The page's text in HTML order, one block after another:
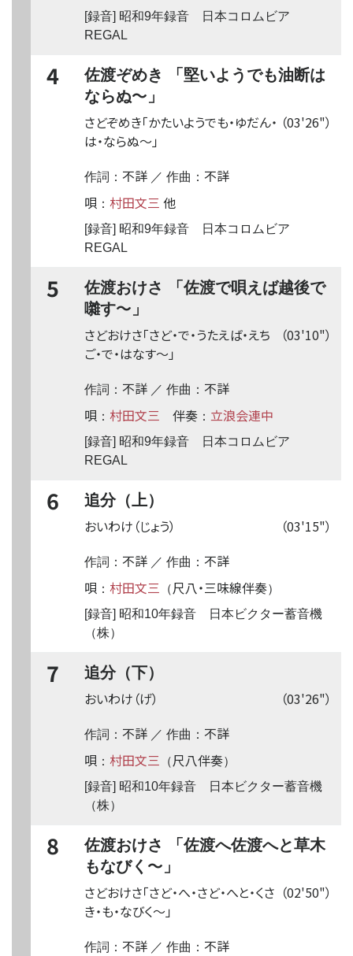
[録音] 昭和9年録音 日本コロムビア
REGAL
4
佐渡ぞめき 「堅いようでも油断は
ならぬ〜 」
（03'26"）
さどぞめき「かたいようでも・ゆだん・
は・ならぬ〜 」
作詞： 不詳 ／ 作曲： 不詳
唄 ： 村田文三 他
[録音] 昭和9年録音 日本コロムビア
REGAL
5
佐渡おけさ 「佐渡で唄えば越後で
囃す〜 」
（03'10"）
さどおけさ「さど・で・うたえば・えち
ご・で・はなす〜 」
作詞： 不詳 ／ 作曲： 不詳
唄 ： 村田文三 伴奏 ： 立浪会連中
[録音] 昭和9年録音 日本コロムビア
REGAL
6 追分（上）
（03'15"）
おいわけ（じょう）
作詞： 不詳 ／ 作曲： 不詳
唄 ： 村田文三 （尺八・三味線伴奏）
[録音] 昭和10年録音 日本ビクター蓄音機
（株）
7 追分（下）
（03'26"）
おいわけ（げ）
作詞： 不詳 ／ 作曲： 不詳
唄 ： 村田文三 （尺八伴奏）
[録音] 昭和10年録音 日本ビクター蓄音機
（株）
8
佐渡おけさ 「佐渡へ佐渡へと草木
もなびく 〜 」
（02'50"）
さどおけさ「さど・へ・さど・へと・くさ
き・も・なびく〜 」
作詞： 不詳 ／ 作曲： 不詳